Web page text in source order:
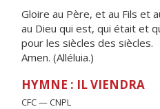
Gloire au Père, et au Fils et
au Dieu qui est, qui était et
pour les siècles des siècles.
Amen. (Alléluia.)
HYMNE : IL VIENDRA
CFC — CNPL